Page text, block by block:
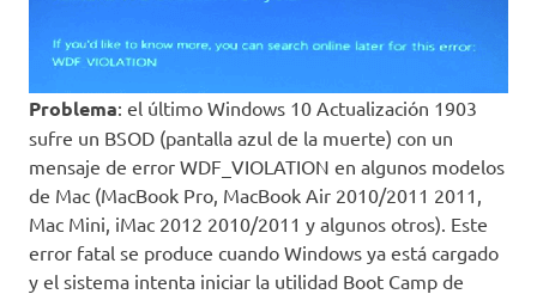
Problema: el último Windows 10 Actualización 1903
sufre un BSOD (pantalla azul de la muerte) con un
mensaje de error WDF_VIOLATION en algunos modelos
de Mac (MacBook Pro, MacBook Air 2010/2011 2011,
Mac Mini, iMac 2012 2010/2011 y algunos otros). Este
error fatal se produce cuando Windows ya está cargado
y el sistema intenta iniciar la utilidad Boot Camp de